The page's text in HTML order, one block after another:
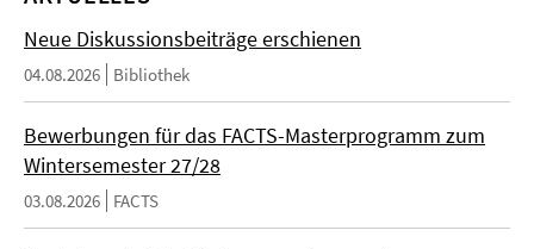
Neue Diskussionsbeiträge erschienen
04.08.2026 Bibliothek
Bewerbungen für das FACTS-Masterprogramm zum
Wintersemester 27/28
03.08.2026 FACTS